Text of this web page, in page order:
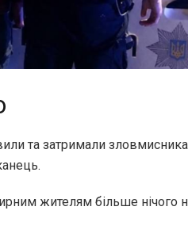
та затримали
жителям більше нічого